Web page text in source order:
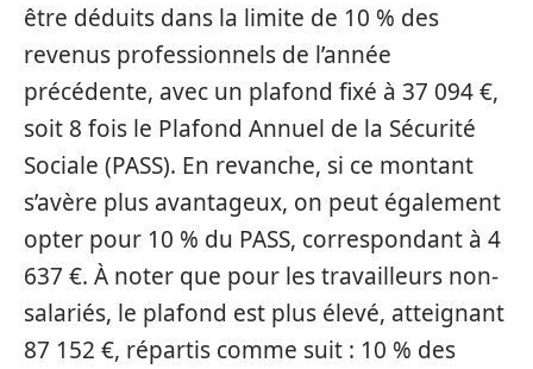
être déduits dans la limite de 10 % des
revenus professionnels de l’année
précédente, avec un plafond fixé à 37 094 €,
soit 8 fois le Plafond Annuel de la Sécurité
Sociale (PASS). En revanche, si ce montant
s’avère plus avantageux, on peut également
opter pour 10 % du PASS, correspondant à 4
637 €. À noter que pour les travailleurs non-
salariés, le plafond est plus élevé, atteignant
87 152 €, répartis comme suit : 10 % des